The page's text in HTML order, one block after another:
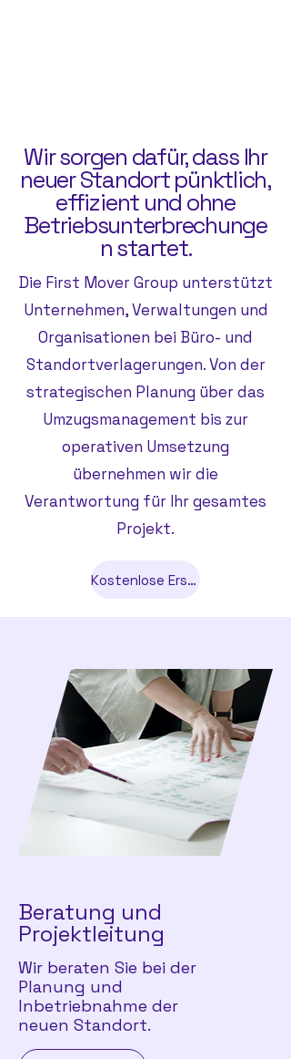
​Wir sorgen dafür, dass Ihr
neuer Standort pünktlich,
effizient und ohne
Betriebsunterbrechunge
n startet.
​Die First Mover Group unterstützt
Unternehmen, Verwaltungen und
Organisationen bei Büro- und
Standortverlagerungen. Von der
strategischen Planung über das
Umzugsmanagement bis zur
operativen Umsetzung
übernehmen wir die
Verantwortung für Ihr gesamtes
Projekt.
Kostenlose Erstberatung anfragen
Beratung und
Projektleitung
Wir beraten Sie bei der
Planung und
Inbetriebnahme der
neuen Standort.